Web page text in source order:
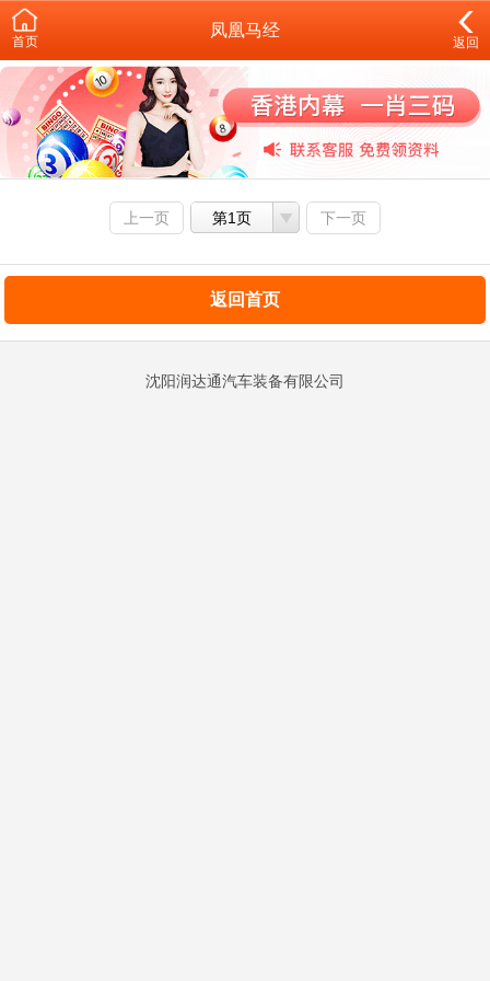
首页
凤凰马经
返回
上一页 第1页 下一页
返回首页
沈阳润达通汽车装备有限公司